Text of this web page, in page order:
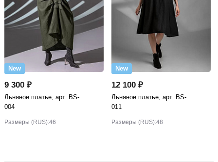
New
9 300 ₽
Льняное платье, арт. BS-
004
Размеры (RUS):46
New
12 100 ₽
Льняное платье, арт. BS-
011
Размеры (RUS):48